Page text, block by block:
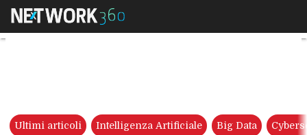
Digital 360 in pole position
Ultimi articoli Intelligenza Artificiale Big Data